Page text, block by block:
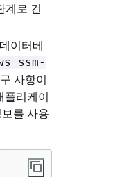
계로 건
이터베
ssm-
사항이
플리케이
를 사용